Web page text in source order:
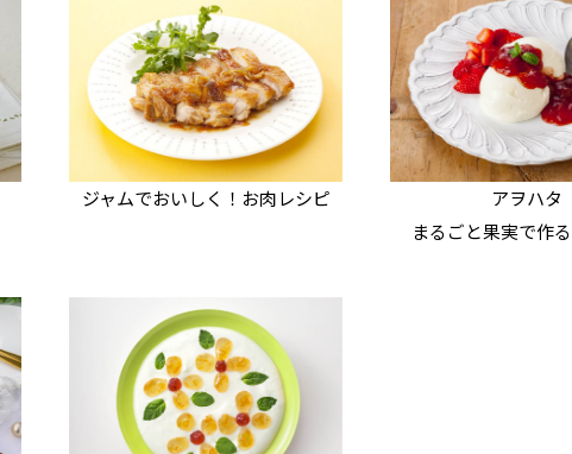
ジャムでおいしく！お肉レシピ
アヲハタ
まるごと果実で作る